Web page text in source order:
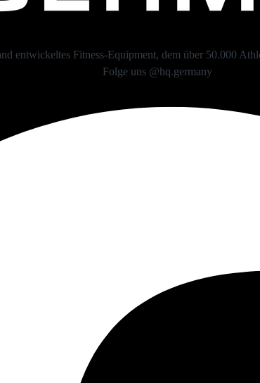
entwickeltes Fitness-Equipment, dem über 50.000
Folge uns @hq.germany